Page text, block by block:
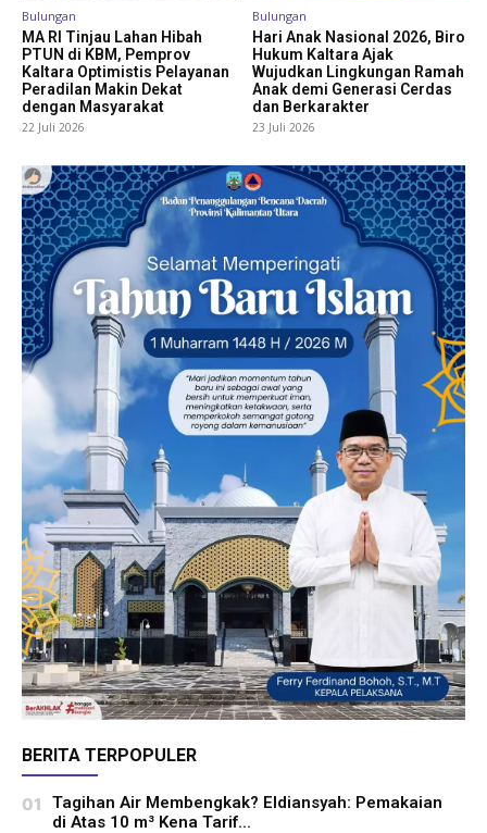
Bulungan
MA RI Tinjau Lahan Hibah
PTUN di KBM, Pemprov
Kaltara Optimistis Pelayanan
Peradilan Makin Dekat
dengan Masyarakat
22 Juli 2026
Bulungan
Hari Anak Nasional 2026, Biro
Hukum Kaltara Ajak
Wujudkan Lingkungan Ramah
Anak demi Generasi Cerdas
dan Berkarakter
23 Juli 2026
BERITA TERPOPULER
Tagihan Air Membengkak? Eldiansyah: Pemakaian
di Atas 10 m³ Kena Tarif...